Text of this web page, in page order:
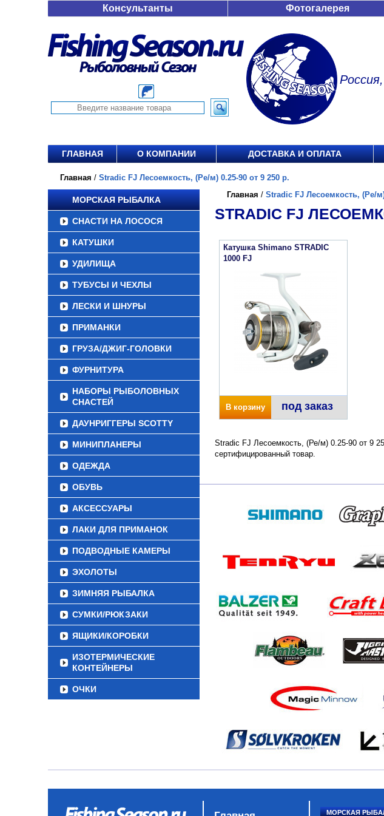
Консультанты Фотогалерея
ГЛАВНАЯ О КОМПАНИИ ДОСТАВКА И ОПЛАТА
Главная / Stradic FJ Лесоемкость, (Ре/м) 0.25-90 от 9 250 р.
МОРСКАЯ РЫБАЛКА
СНАСТИ НА ЛОСОСЯ
КАТУШКИ
УДИЛИЩА
ТУБУСЫ И ЧЕХЛЫ
ЛЕСКИ И ШНУРЫ
ПРИМАНКИ
ГРУЗА/ДЖИГ-ГОЛОВКИ
ФУРНИТУРА
НАБОРЫ РЫБОЛОВНЫХ
СНАСТЕЙ
ДАУНРИГГЕРЫ SCOTTY
МИНИПЛАНЕРЫ
ОДЕЖДА
ОБУВЬ
АКСЕССУАРЫ
ЛАКИ ДЛЯ ПРИМАНОК
ПОДВОДНЫЕ КАМЕРЫ
ЭХОЛОТЫ
ЗИМНЯЯ РЫБАЛКА
СУМКИ/РЮКЗАКИ
ЯЩИКИ/КОРОБКИ
ИЗОТЕРМИЧЕСКИЕ
КОНТЕЙНЕРЫ
ОЧКИ
Главная / Stradic FJ Лесоемкость, (Ре/
STRADIC FJ
Катушка Shimano STRADIC
1000 FJ
В корзину под заказ
Stradic FJ Лесоемкость, (Ре/м) 0.25-90 от 9
сертифицированный товар.
МОРСКАЯ